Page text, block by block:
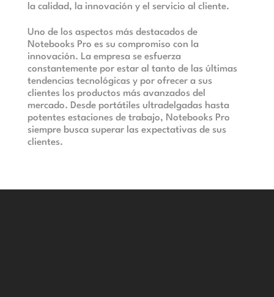
la calidad, la innovación y el servicio al cliente.
Uno de los aspectos más destacados de
Notebooks Pro es su compromiso con la
innovación. La empresa se esfuerza
constantemente por estar al tanto de las últimas
tendencias tecnológicas y por ofrecer a sus
clientes los productos más avanzados del
mercado. Desde portátiles ultradelgadas hasta
potentes estaciones de trabajo, Notebooks Pro
siempre busca superar las expectativas de sus
clientes.